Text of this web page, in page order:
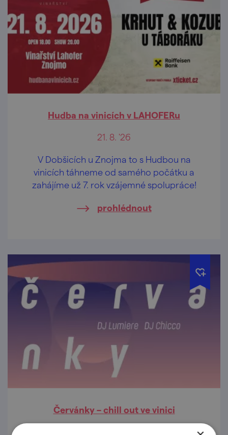
Hudba na vinicích v LAHOFERu
21. 8. '26
V Dobšicích u Znojma to s Hudbou na
vinicích táhneme od samého počátku a
zahájíme už 7. rok vzájemné spolupráce!
prohlédnout
Červánky – chill out ve vinici